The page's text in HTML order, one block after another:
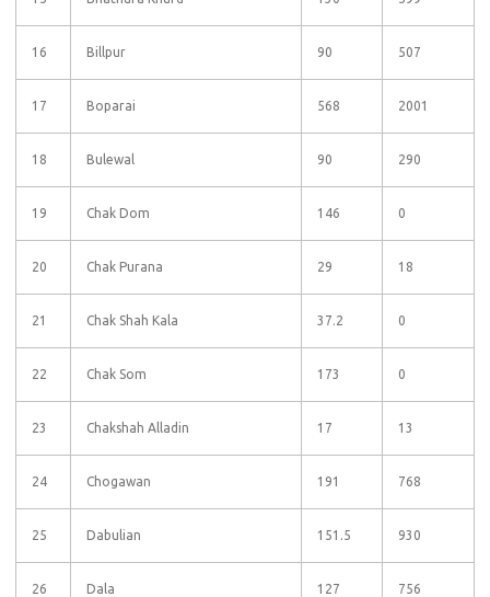
16 Billpur 90 507
17 Boparai 568 2001
18 Bulewal 90 290
19 Chak Dom 146 0
20 Chak Purana 29 18
21 Chak Shah Kala 37.2 0
22 Chak Som 173 0
23 Chakshah Alladin 17 13
24 Chogawan 191 768
25 Dabulian 151.5 930
26 Dala 127 756